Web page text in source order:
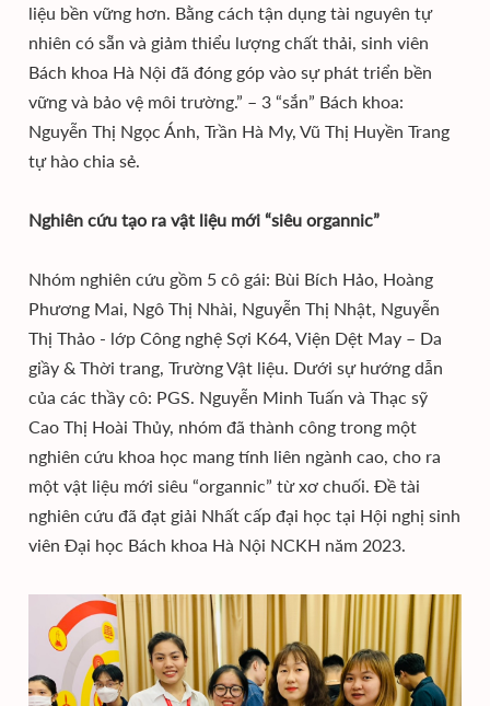
liệu bền vững hơn. Bằng cách tận dụng tài nguyên tự
nhiên có sẵn và giảm thiểu lượng chất thải, sinh viên
Bách khoa Hà Nội đã đóng góp vào sự phát triển bền
vững và bảo vệ môi trường.” – 3 “sắn” Bách khoa:
Nguyễn Thị Ngọc Ánh, Trần Hà My, Vũ Thị Huyền Trang
tự hào chia sẻ.
Nghiên cứu tạo ra vật liệu mới “siêu organnic”
Nhóm nghiên cứu gồm 5 cô gái: Bùi Bích Hảo, Hoàng
Phương Mai, Ngô Thị Nhài, Nguyễn Thị Nhật, Nguyễn
Thị Thảo - lớp Công nghệ Sợi K64, Viện Dệt May – Da
giầy & Thời trang, Trường Vật liệu. Dưới sự hướng dẫn
của các thầy cô: PGS. Nguyễn Minh Tuấn và Thạc sỹ
Cao Thị Hoài Thủy, nhóm đã thành công trong một
nghiên cứu khoa học mang tính liên ngành cao, cho ra
một vật liệu mới siêu “organnic” từ xơ chuối. Đề tài
nghiên cứu đã đạt giải Nhất cấp đại học tại Hội nghị sinh
viên Đại học Bách khoa Hà Nội NCKH năm 2023.